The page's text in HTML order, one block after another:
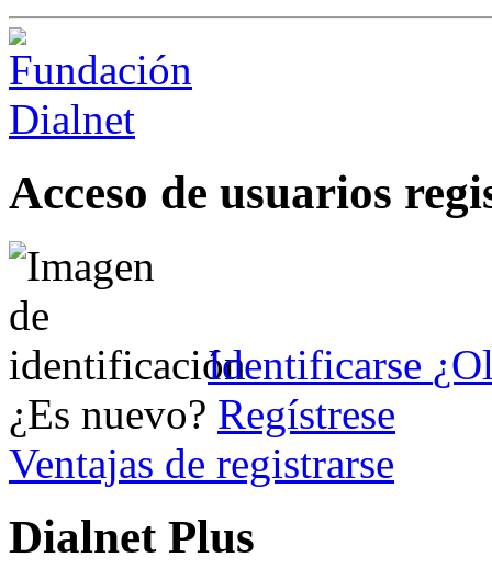
Acceso de usuarios
Identificarse
¿Es nuevo? Regístrese
Ventajas de registrarse
Dialnet Plus